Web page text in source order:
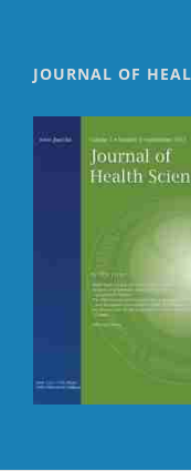
JOURNAL OF